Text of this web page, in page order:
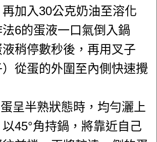
加入30公克奶油至溶化
6的蛋液一口氣倒入鍋
稍停數秒後，再用叉子
）從蛋的外圍至內側快速攪
呈半熟狀態時，均勻灑上
45°角持鍋，將靠近自己